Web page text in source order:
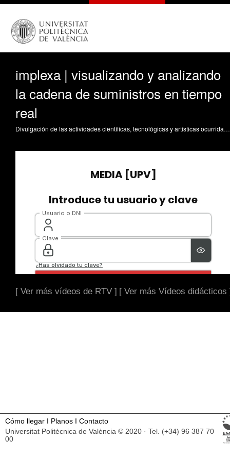
implexa | visualizando y analizando
la cadena de suministros en tiempo
real
Divulgación de las actividades científicas, tecnológicas y artísticas ocurridas en los tres campus de la UPV
[ Ver más vídeos de RTV ] [ Ver más Vídeos didácticos
Cómo llegar I Planos I Contacto
Universitat Politècnica de València © 2020 · Tel. (+34) 96 387 70
00